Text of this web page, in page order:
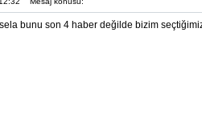
bunu son 4 haber değilde bizim